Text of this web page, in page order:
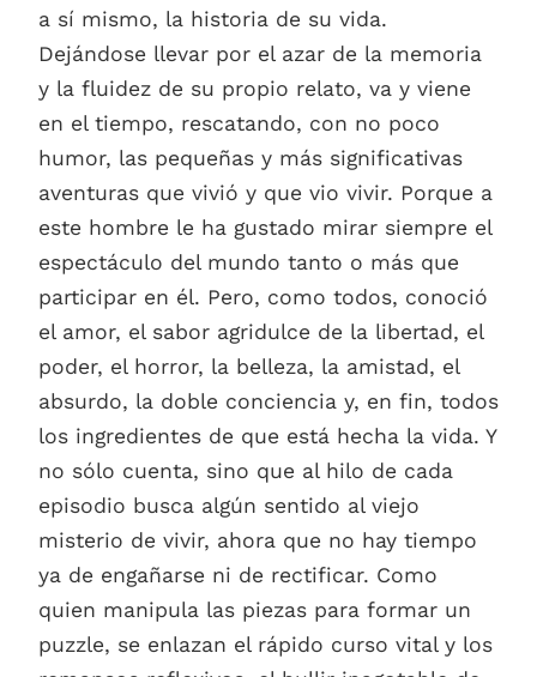
a sí mismo, la historia de su vida.
Dejándose llevar por el azar de la memoria
y la fluidez de su propio relato, va y viene
en el tiempo, rescatando, con no poco
humor, las pequeñas y más significativas
aventuras que vivió y que vio vivir. Porque a
este hombre le ha gustado mirar siempre el
espectáculo del mundo tanto o más que
participar en él. Pero, como todos, conoció
el amor, el sabor agridulce de la libertad, el
poder, el horror, la belleza, la amistad, el
absurdo, la doble conciencia y, en fin, todos
los ingredientes de que está hecha la vida. Y
no sólo cuenta, sino que al hilo de cada
episodio busca algún sentido al viejo
misterio de vivir, ahora que no hay tiempo
ya de engañarse ni de rectificar. Como
quien manipula las piezas para formar un
puzzle, se enlazan el rápido curso vital y los